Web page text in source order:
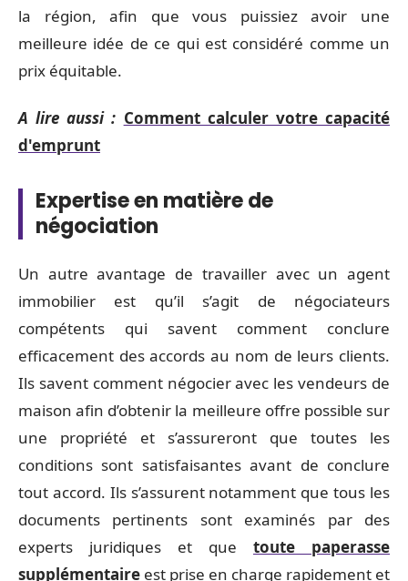
la région, afin que vous puissiez avoir une
meilleure idée de ce qui est considéré comme un
prix équitable.
A lire aussi : Comment calculer votre capacité
d'emprunt
Expertise en matière de
négociation
Un autre avantage de travailler avec un agent
immobilier est qu’il s’agit de négociateurs
compétents qui savent comment conclure
efficacement des accords au nom de leurs clients.
Ils savent comment négocier avec les vendeurs de
maison afin d’obtenir la meilleure offre possible sur
une propriété et s’assureront que toutes les
conditions sont satisfaisantes avant de conclure
tout accord. Ils s’assurent notamment que tous les
documents pertinents sont examinés par des
experts juridiques et que toute paperasse
supplémentaire est prise en charge rapidement et